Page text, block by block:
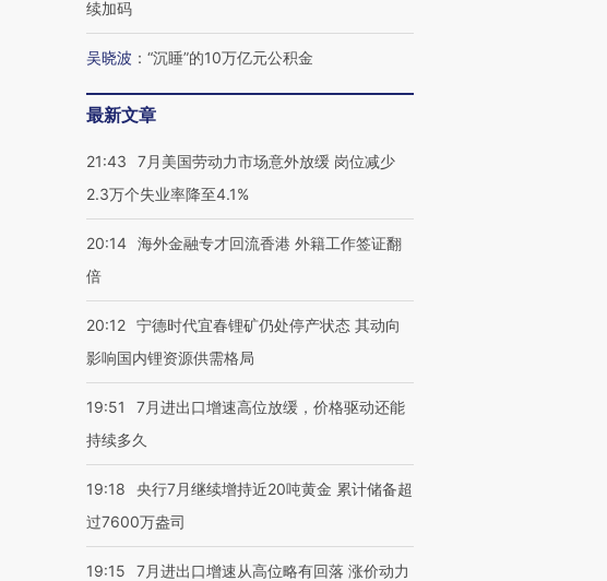
续加码
吴晓波 ： “沉睡”的10万亿元公积金
最新文章
21:43
7月美国劳动力市场意外放缓 岗位减少
2.3万个失业率降至4.1%
20:14 海外金融专才回流香港 外籍工作签证翻
倍
20:12 宁德时代宜春锂矿仍处停产状态 其动向
影响国内锂资源供需格局
19:51
7月进出口增速高位放缓，价格驱动还能
持续多久
19:18
央行7月继续增持近20吨黄金 累计储备超
过7600万盎司
19:15
7月进出口增速从高位略有回落 涨价动力